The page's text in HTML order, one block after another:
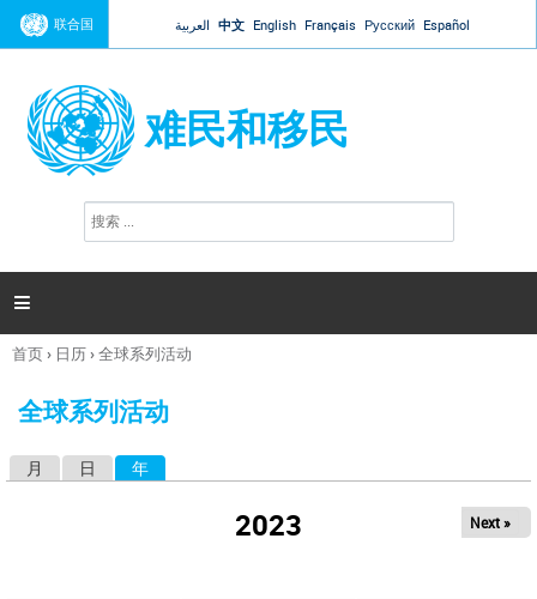
Jump to navigation
联合国 العربية 中文 English Français Русский Español
难民和移民
搜
索

你
这
首页› 日历›全球系列活动
全球系列活动
月 日 年
2023 Next »